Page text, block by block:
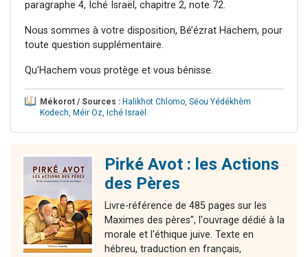
paragraphe 4, Iché Israël, chapitre 2, note 72.
Nous sommes à votre disposition, Bé’ézrat Hachem, pour
toute question supplémentaire.
Qu’Hachem vous protège et vous bénisse.
Mékorot / Sources : Halikhot Chlomo, Séou Yédékhèm
Kodech, Méir Oz, Iché Israël .
Pirké Avot : les Actions
des Pères
Livre-référence de 485 pages sur les
Maximes des pères", l'ouvrage dédié à la
morale et l'éthique juive. Texte en
hébreu, traduction en français,